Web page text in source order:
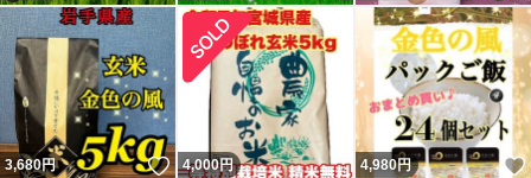
3,680円 いいね！
4,000円 4,980円